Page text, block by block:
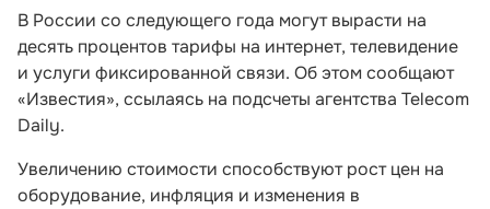
В России со следующего года могут вырасти на
десять процентов тарифы на интернет, телевидение
и услуги фиксированной связи. Об этом сообщают
«Известия», ссылаясь на подсчеты агентства Telecom
Daily.
Увеличению стоимости способствуют рост цен на
оборудование, инфляция и изменения в